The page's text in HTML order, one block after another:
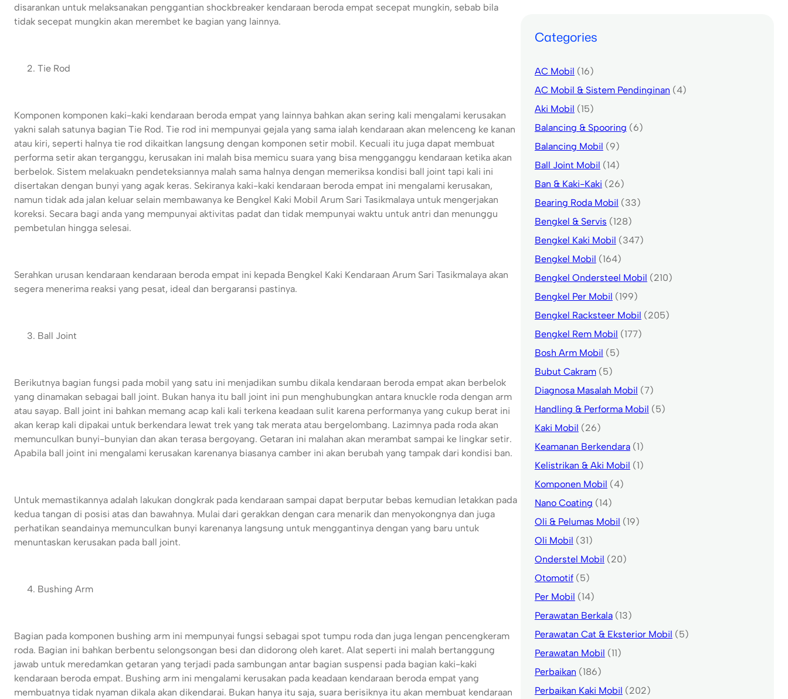
disarankan untuk melaksanakan penggantian shockbreaker kendaraan beroda empat secepat mungkin, sebab bila
tidak secepat mungkin akan merembet ke bagian yang lainnya.
Tie Rod
Komponen komponen kaki-kaki kendaraan beroda empat yang lainnya bahkan akan sering kali mengalami kerusakan
yakni salah satunya bagian Tie Rod. Tie rod ini mempunyai gejala yang sama ialah kendaraan akan melenceng ke kanan
atau kiri, seperti halnya tie rod dikaitkan langsung dengan komponen setir mobil. Kecuali itu juga dapat membuat
performa setir akan terganggu, kerusakan ini malah bisa memicu suara yang bisa mengganggu kendaraan ketika akan
berbelok. Sistem melakuakn pendeteksiannya malah sama halnya dengan memeriksa kondisi ball joint tapi kali ini
disertakan dengan bunyi yang agak keras. Sekiranya kaki-kaki kendaraan beroda empat ini mengalami kerusakan,
namun tidak ada jalan keluar selain membawanya ke Bengkel Kaki Mobil Arum Sari Tasikmalaya untuk mengerjakan
koreksi. Secara bagi anda yang mempunyai aktivitas padat dan tidak mempunyai waktu untuk antri dan menunggu
pembetulan hingga selesai.
Serahkan urusan kendaraan kendaraan beroda empat ini kepada Bengkel Kaki Kendaraan Arum Sari Tasikmalaya akan
segera menerima reaksi yang pesat, ideal dan bergaransi pastinya.
Ball Joint
Berikutnya bagian fungsi pada mobil yang satu ini menjadikan sumbu dikala kendaraan beroda empat akan berbelok
yang dinamakan sebagai ball joint. Bukan hanya itu ball joint ini pun menghubungkan antara knuckle roda dengan arm
atau sayap. Ball joint ini bahkan memang acap kali kali terkena keadaan sulit karena performanya yang cukup berat ini
akan kerap kali dipakai untuk berkendara lewat trek yang tak merata atau bergelombang. Lazimnya pada roda akan
memunculkan bunyi-bunyian dan akan terasa bergoyang. Getaran ini malahan akan merambat sampai ke lingkar setir.
Apabila ball joint ini mengalami kerusakan karenanya biasanya camber ini akan berubah yang tampak dari kondisi ban.
Untuk memastikannya adalah lakukan dongkrak pada kendaraan sampai dapat berputar bebas kemudian letakkan pada
kedua tangan di posisi atas dan bawahnya. Mulai dari gerakkan dengan cara menarik dan menyokongnya dan juga
perhatikan seandainya memunculkan bunyi karenanya langsung untuk menggantinya dengan yang baru untuk
menuntaskan kerusakan pada ball joint.
Bushing Arm
Bagian pada komponen bushing arm ini mempunyai fungsi sebagai spot tumpu roda dan juga lengan pencengkeram
roda. Bagian ini bahkan berbentu selongsongan besi dan didorong oleh karet. Alat seperti ini malah bertanggung
jawab untuk meredamkan getaran yang terjadi pada sambungan antar bagian suspensi pada bagian kaki-kaki
kendaraan beroda empat. Bushing arm ini mengalami kerusakan pada keadaan kendaraan beroda empat yang
membuatnya tidak nyaman dikala akan dikendarai. Bukan hanya itu saja, suara berisiknya itu akan membuat kendaraan
Categories
AC Mobil (16)
AC Mobil & Sistem Pendinginan (4)
Aki Mobil (15)
Balancing & Spooring (6)
Balancing Mobil (9)
Ball Joint Mobil (14)
Ban & Kaki-Kaki (26)
Bearing Roda Mobil (33)
Bengkel & Servis (128)
Bengkel Kaki Mobil (347)
Bengkel Mobil (164)
Bengkel Ondersteel Mobil (210)
Bengkel Per Mobil (199)
Bengkel Racksteer Mobil (205)
Bengkel Rem Mobil (177)
Bosh Arm Mobil (5)
Bubut Cakram(5)
Diagnosa Masalah Mobil (7)
Handling & Performa Mobil (5)
Kaki Mobil (26)
Keamanan Berkendara(1)
Kelistrikan & Aki Mobil (1)
Komponen Mobil (4)
Nano Coating (14)
Oli & Pelumas Mobil (19)
Oli Mobil (31)
Onderstel Mobil (20)
Otomotif(5)
Per Mobil (14)
Perawatan Berkala(13)
Perawatan Cat & Eksterior Mobil (5)
Perawatan Mobil (11)
Perbaikan (186)
Perbaikan Kaki Mobil (202)